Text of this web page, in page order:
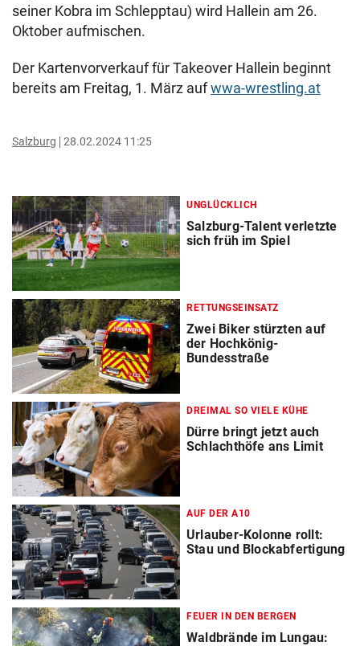
seiner Kobra im Schlepptau) wird Hallein am 26.
Oktober aufmischen.
Der Kartenvorverkauf für Takeover Hallein beginnt
bereits am Freitag, 1. März aufwwa-wrestling.at
Salzburg 28.02.2024 11:25
UNGLÜCKLICH
Salzburg-Talent verletzte
sich früh im Spiel
RETTUNGSEINSATZ
Zwei Biker stürzten auf
der Hochkönig-
Bundesstraße
DREIMAL SO VIELE KÜHE
Dürre bringt jetzt auch
Schlachthöfe ans Limit
AUF DER A10
Urlauber-Kolonne rollt:
Stau und Blockabfertigung
FEUER IN DEN BERGEN
Waldbrände im Lungau: